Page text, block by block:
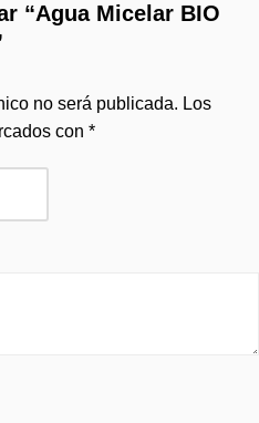
“Agua Micelar BIO
no será publicada. Los
con *